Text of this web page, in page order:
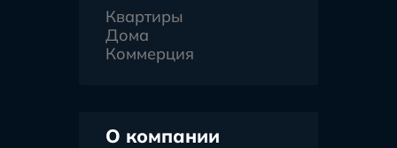
Квартиры
Дома
Коммерция
О компании